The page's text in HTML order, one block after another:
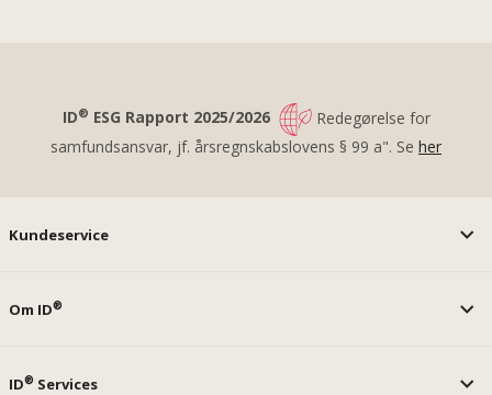
ID® ESG Rapport 2025/2026
Redegørelse for
samfundsansvar, jf. årsregnskabslovens § 99 a". Se her
Kundeservice
Om ID®
ID® Services